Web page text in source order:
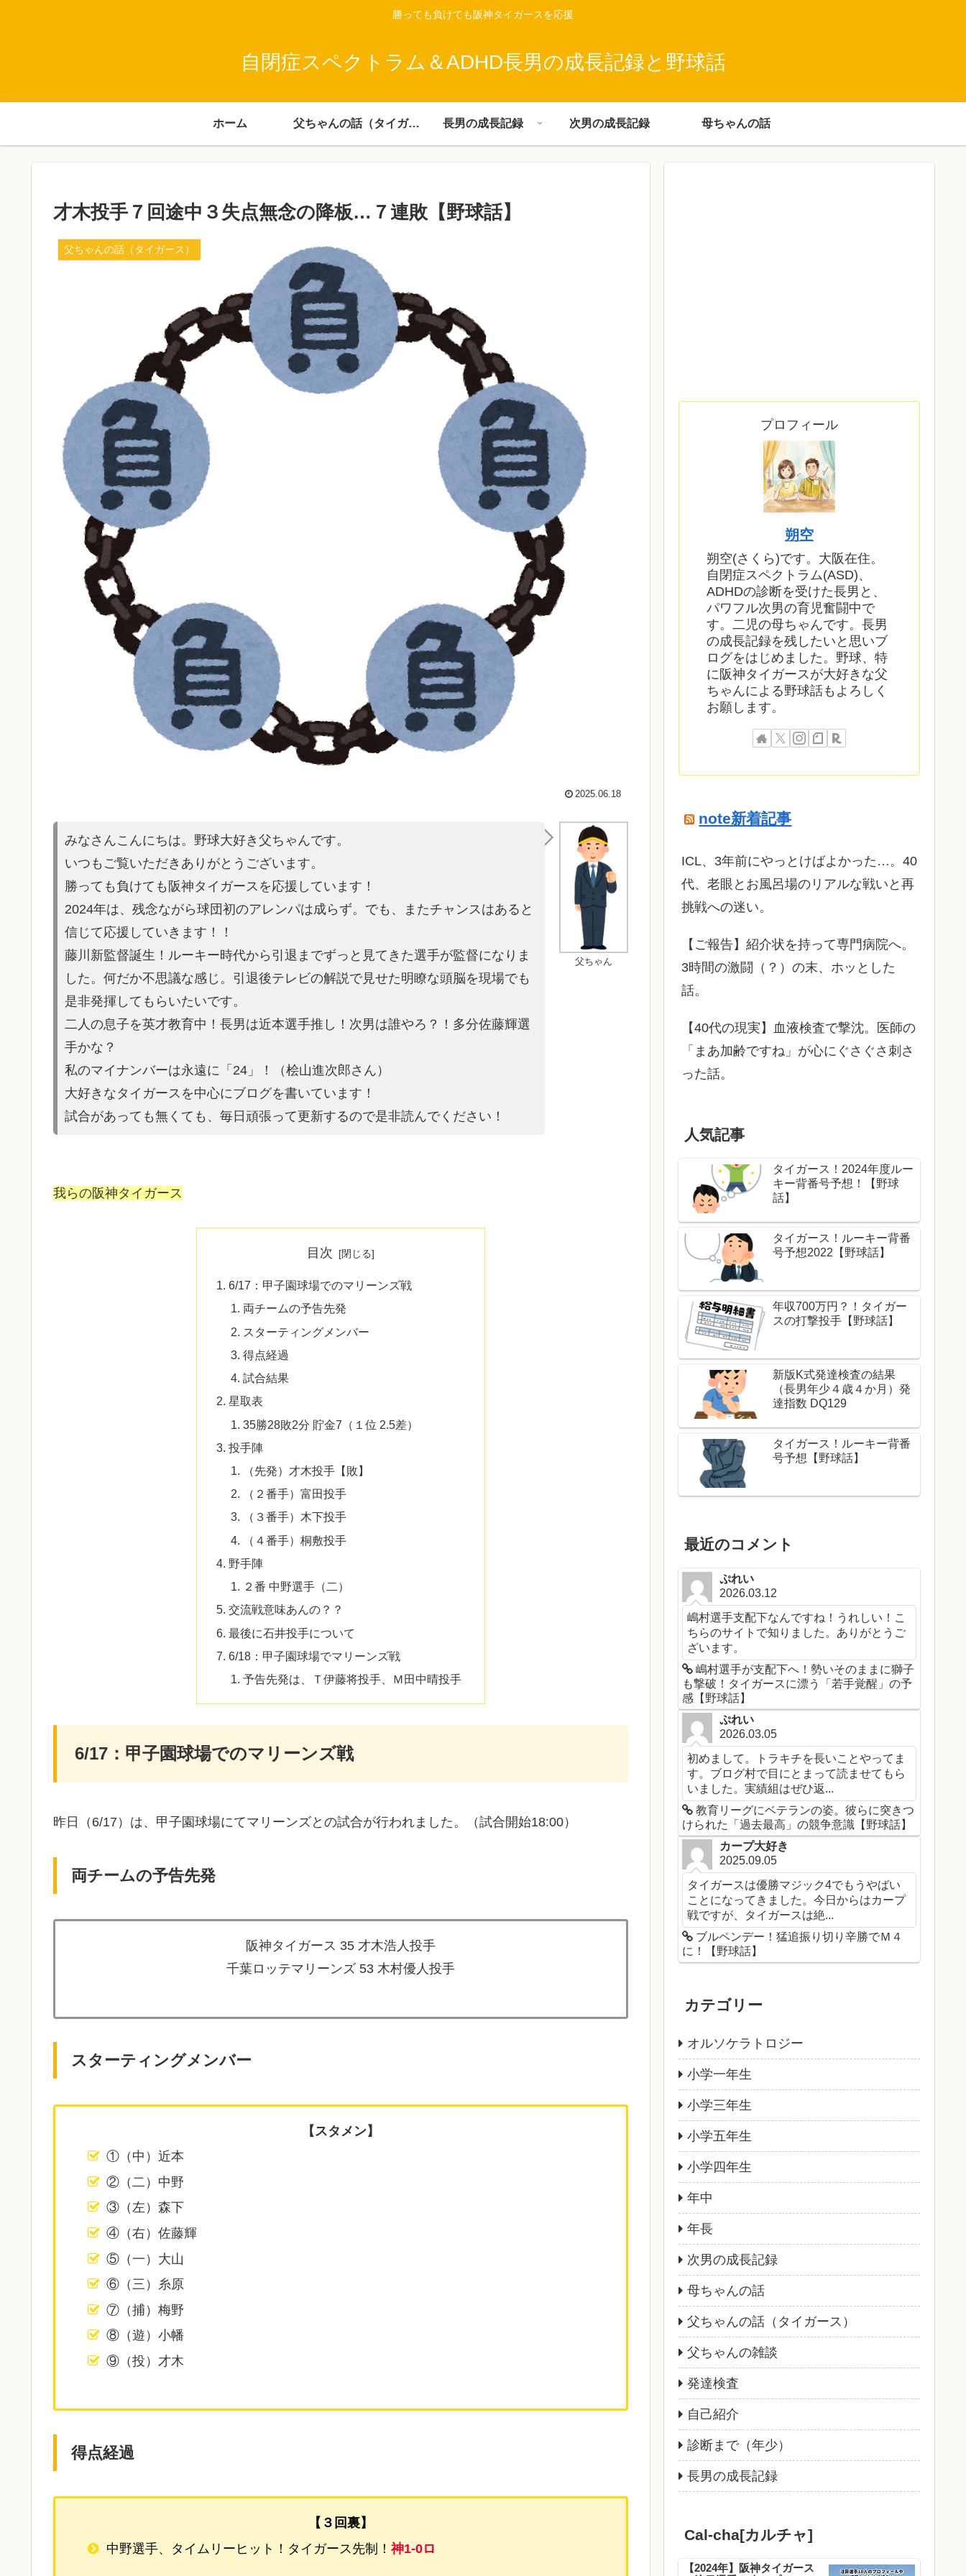
勝っても負けても阪神タイガースを応援
自閉症スペクトラム＆ADHD長男の成長記録と野球話
ホーム 父ちゃんの話（タイガース） 長男の成長記録 次男の成長記録 母ちゃんの話
才木投手７回途中３失点無念の降板…７連敗【野球話】
父ちゃんの話（タイガース）
2025.06.18
父ちゃん
みなさんこんにちは。野球大好き父ちゃんです。
いつもご覧いただきありがとうございます。
勝っても負けても阪神タイガースを応援しています！
2024年は、残念ながら球団初のアレンパは成らず。でも、またチャンスはあると
信じて応援していきます！！
藤川新監督誕生！ルーキー時代から引退までずっと見てきた選手が監督になりま
した。何だか不思議な感じ。引退後テレビの解説で見せた明瞭な頭脳を現場でも
是非発揮してもらいたいです。
二人の息子を英才教育中！長男は近本選手推し！次男は誰やろ？！多分佐藤輝選
手かな？
私のマイナンバーは永遠に「24」！（桧山進次郎さん）
大好きなタイガースを中心にブログを書いています！
試合があって も無くても、毎日頑張って更新するので是非読んでください！
我らの阪神タイガース
目次
6/17：甲子園球場でのマリーンズ戦
両チームの予告先発
スターティングメンバー
得点経過
試合結果
星取表
35勝28敗2分 貯金7（１位 2.5差）
投手陣
（先発）才木投手【敗】
（２番手）富田投手
（３番手）木下投手
（４番手）桐敷投手
野手陣
２番 中野選手（二）
交流戦意味あんの？？
最後に石井投手について
6/18：甲子園球場でマリーンズ戦
予告先発は、Ｔ伊藤将投手、Ｍ田中晴投手
6/17：甲子園球場でのマリーンズ戦
昨日（6/17）は、甲子園球場にてマリーンズとの試合が行われました。（試合開始18:00）
両チームの予告先発
阪神タイガース 35 才木浩人投手
千葉ロッテマリーンズ 53 木村優人投手
スターティングメンバー
【スタメン】
①（中）近本
②（二）中野
③（左）森下
④（右）佐藤輝
⑤（一）大山
⑥（三）糸原
⑦（捕）梅野
⑧（遊）小幡
⑨（投）才木
得点経過
【３回裏】
中野選手、タイムリーヒット！タイガース先制！ 神1-0ロ
プロフィール
朔空
朔空(さくら)です。大阪在住。
自閉症スペクトラム(ASD)、
ADHDの診断を受けた長男と、
パワフル次男の育児奮闘中で
す。二児の母ちゃんです。長男
の成長記録を残したいと思いブ
ログをはじめました。野球、特
に阪神タイガースが大好きな父
ちゃんによる野球話もよろしく
お願します。
note新着記事
ICL、3年前にやっとけばよかった…。40
代、老眼とお風呂場のリアルな戦いと再
挑戦への迷い。
​【ご報告】紹介状を持って専門病院へ。
3時間の激闘（？）の末、ホッとした
話。
【40代の現実】血液検査で撃沈。医師の
「まあ加齢ですね」が心にぐさぐさ刺さ
った話。
人気記事
タイガース！2024年度ルー
キー背番号予想！【野球
話】
タイガース！ルーキー背番
号予想2022【野球話】
年収700万円？！タイガー
スの打撃投手【野球話】
新版K式発達検査の結果
（長男年少４歳４か月）発
達指数 DQ129
タイガース！ルーキー背番
号予想【野球話】
最近のコメント
ぷれい
2026.03.12
嶋村選手支配下なんですね！うれしい！こ
ちらのサイトで知りました。ありがとうご
ざいます。
嶋村選手が支配下へ！勢いそのままに獅子
も撃破！タイガースに漂う「若手覚醒」の予
感【野球話】
ぷれい
2026.03.05
初めまして。トラキチを長いことやってま
す。ブログ村で目にとまって読ませてもら
いました。実績組はぜひ返...
教育リーグにベテランの姿。彼らに突きつ
けられた「過去最高」の競争意識【野球話】
カープ大好き
2025.09.05
タイガースは優勝マジック4でもうやばい
ことになってきました。今日からはカープ
戦ですが、タイガースは絶...
ブルペンデー！猛追振り切り辛勝でＭ４
に！【野球話】
カテゴリー
オルソケラトロジー
小学一年生
小学三年生
小学五年生
小学四年生
年中
年長
次男の成長記録
母ちゃんの話
父ちゃんの話（タイガース）
父ちゃんの雑談
発達検査
自己紹介
診断まで（年少）
長男の成長記録
Cal-cha[カルチャ]
【2024年】阪神タイガース